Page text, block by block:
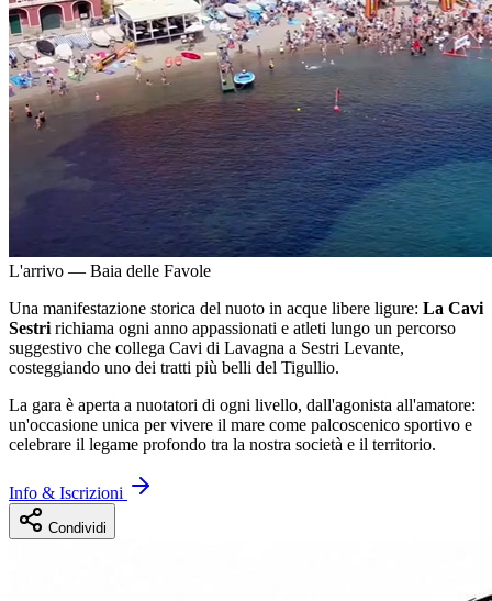
L'arrivo — Baia delle Favole
Una manifestazione storica del nuoto in acque libere ligure: La Cavi
Sestri richiama ogni anno appassionati e atleti lungo un percorso
suggestivo che collega Cavi di Lavagna a Sestri Levante,
costeggiando uno dei tratti più belli del Tigullio.
La gara è aperta a nuotatori di ogni livello, dall'agonista all'amatore:
un'occasione unica per vivere il mare come palcoscenico sportivo e
celebrare il legame profondo tra la nostra società e il territorio.
Info & Iscrizioni
Condividi